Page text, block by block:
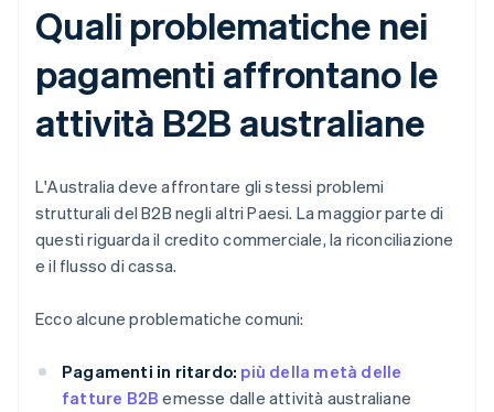
Quali problematiche nei
pagamenti affrontano le
attività B2B australiane
L'Australia deve affrontare gli stessi problemi
strutturali del B2B negli altri Paesi. La maggior parte di
questi riguarda il credito commerciale, la riconciliazione
e il flusso di cassa.
Ecco alcune problematiche comuni:
Pagamenti in ritardo: più della metà delle
fatture B2B emesse dalle attività australiane